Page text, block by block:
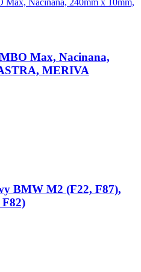
Max, Nacinana,
MERIVA
BMW M2 (F22, F87),